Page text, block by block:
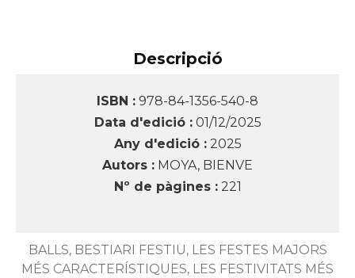
Descripció
ISBN : 978-84-1356-540-8
Data d'edició : 01/12/2025
Any d'edició : 2025
Autors : MOYA, BIENVE
Nº de pàgines : 221
BALLS, BESTIARI FESTIU, LES FESTES MAJORS
MÉS CARACTERÍSTIQUES, LES FESTIVITATS MÉS